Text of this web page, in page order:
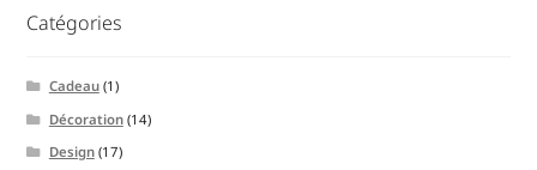
Catégories
Cadeau(1)
Décoration(14)
Design(17)